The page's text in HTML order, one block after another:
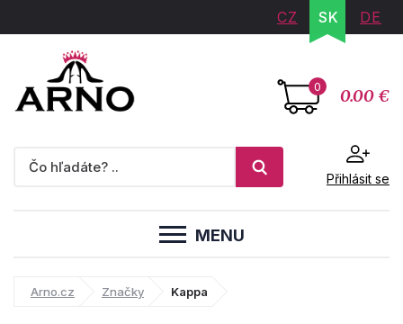
CZ SK DE
0 0.00 €
Přihlásit se
MENU
Arno.cz Značky Kappa